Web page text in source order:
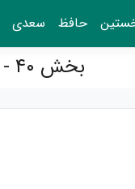
حافظ سعدی
بخش ۴۰ - نامه نوشتن خسرو و خواستن شه‌زاده را از سیاحت کنار دریا